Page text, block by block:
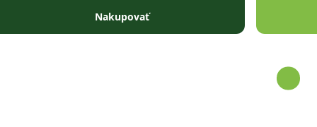
Nakupovať